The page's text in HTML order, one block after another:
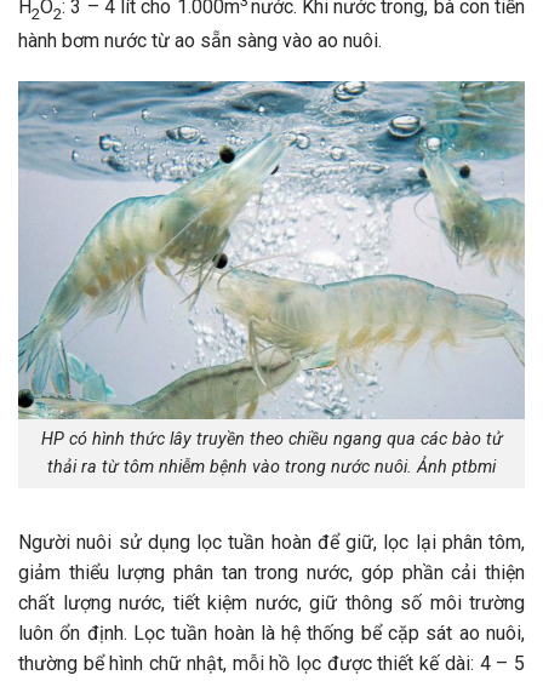
H2O2: 3 – 4 lít cho 1.000m nước. Khi nước trong, bà con tiến
hành bơm nước từ ao sẵn sàng vào ao nuôi.
HP có hình thức lây truyền theo chiều ngang qua các bào tử
thải ra từ tôm nhiễm bệnh vào trong nước nuôi. Ảnh ptbmi
Người nuôi sử dụng lọc tuần hoàn để giữ, lọc lại phân tôm,
giảm thiểu lượng phân tan trong nước, góp phần cải thiện
chất lượng nước, tiết kiệm nước, giữ thông số môi trường
luôn ổn định. Lọc tuần hoàn là hệ thống bể cặp sát ao nuôi,
thường bể hình chữ nhật, mỗi hồ lọc được thiết kế dài: 4 – 5